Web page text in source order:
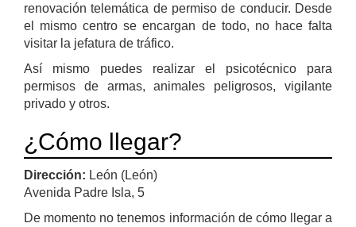
renovación telemática de permiso de conducir. Desde
el mismo centro se encargan de todo, no hace falta
visitar la jefatura de tráfico.
Así mismo puedes realizar el psicotécnico para
permisos de armas, animales peligrosos, vigilante
privado y otros.
¿Cómo llegar?
Dirección: León (León)
Avenida Padre Isla, 5
De momento no tenemos información de cómo llegar a